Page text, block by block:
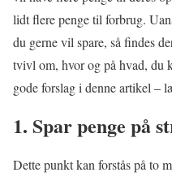
lidt flere penge til forbrug.
du gerne vil spare, så findes
tvivl om, hvor og på hvad, du
gode forslag i denne artikel –
1. Spar penge på
Dette punkt kan forstås på to